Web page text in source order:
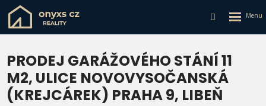
Vyhledávání
PRODEJ GARÁŽOVÉHO STÁNÍ 11
M2, ULICE NOVOVYSOČANSKÁ
(KREJCÁREK) PRAHA 9, LIBEŇ